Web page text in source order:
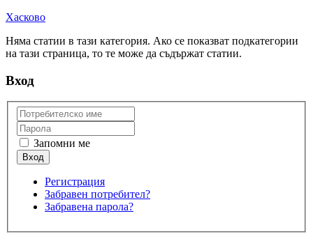
Хасково
Няма статии в тази категория. Ако се показват подкатегории
на тази страница, то те може да съдържат статии.
Вход
Запомни ме
Регистрация
Забравен потребител?
Забравена парола?